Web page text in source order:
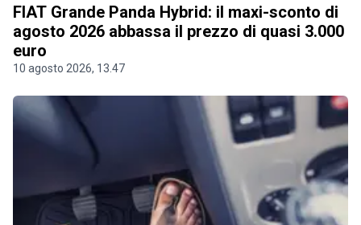
FIAT Grande Panda Hybrid: il maxi-sconto di
agosto 2026 abbassa il prezzo di quasi 3.000
euro
10 agosto 2026, 13.47